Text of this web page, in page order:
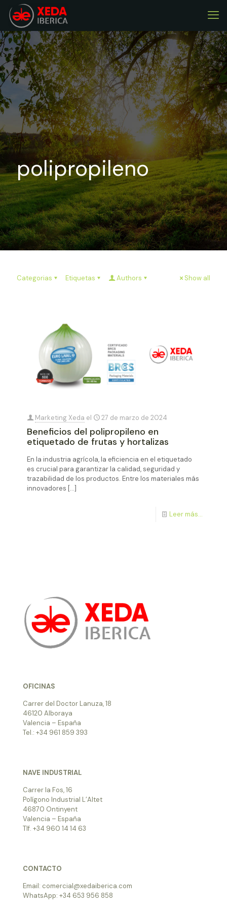
polipropileno
Categorias Etiquetas Authors Show all
Marketing Xeda el 27 de marzo de 2024
Beneficios del polipropileno en
etiquetado de frutas y hortalizas
En la industria agrícola, la eficiencia en el etiquetado
es crucial para garantizar la calidad, seguridad y
trazabilidad de los productos. Entre los materiales más
innovadores […]
Leer más...
OFICINAS
Carrer del Doctor Lanuza, 18
46120 Alboraya
Valencia – España
Tel.: +34 961 859 393
NAVE INDUSTRIAL
Carrer la Fos, 16
Polígono Industrial L’Altet
46870 Ontinyent
Valencia – España
Tlf. +34 960 14 14 63
CONTACTO
Email: comercial@xedaiberica.com
WhatsApp: +34 653 956 858